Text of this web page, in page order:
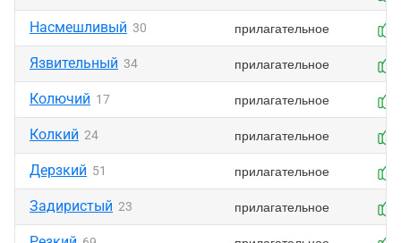
Насмешливый 30 прилагательное
Язвительный 34 прилагательное
Колючий 17 прилагательное
Колкий 24 прилагательное
Дерзкий 51 прилагательное
Задиристый 23 прилагательное